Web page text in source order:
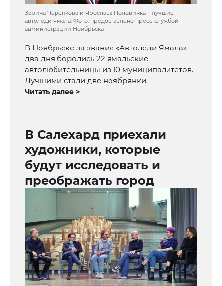
Зарина Черепкова и Ярослава Половинка – лучшие
автоледи Ямала. Фото: предоставлено пресс-службой
администрации Ноябрьска
В Ноябрьске за звание «Автоледи Ямала»
два дня боролись 22 ямальские
автолюбительницы из 10 муниципалитетов.
Лучшими стали две ноябрянки.
Читать далее >
В Салехард приехали
художники, которые
будут исследовать и
преображать город